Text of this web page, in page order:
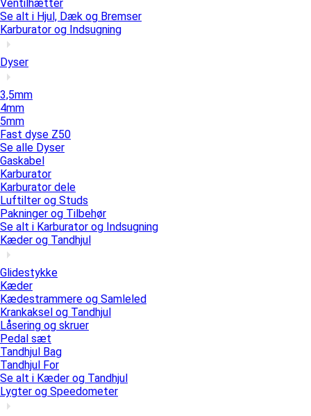
Ventilhætter
Se alt i Hjul, Dæk og Bremser
Karburator og Indsugning
Dyser
3,5mm
4mm
5mm
Fast dyse Z50
Se alle Dyser
Gaskabel
Karburator
Karburator dele
Luftilter og Studs
Pakninger og Tilbehør
Se alt i Karburator og Indsugning
Kæder og Tandhjul
Glidestykke
Kæder
Kædestrammere og Samleled
Krankaksel og Tandhjul
Låsering og skruer
Pedal sæt
Tandhjul Bag
Tandhjul For
Se alt i Kæder og Tandhjul
Lygter og Speedometer